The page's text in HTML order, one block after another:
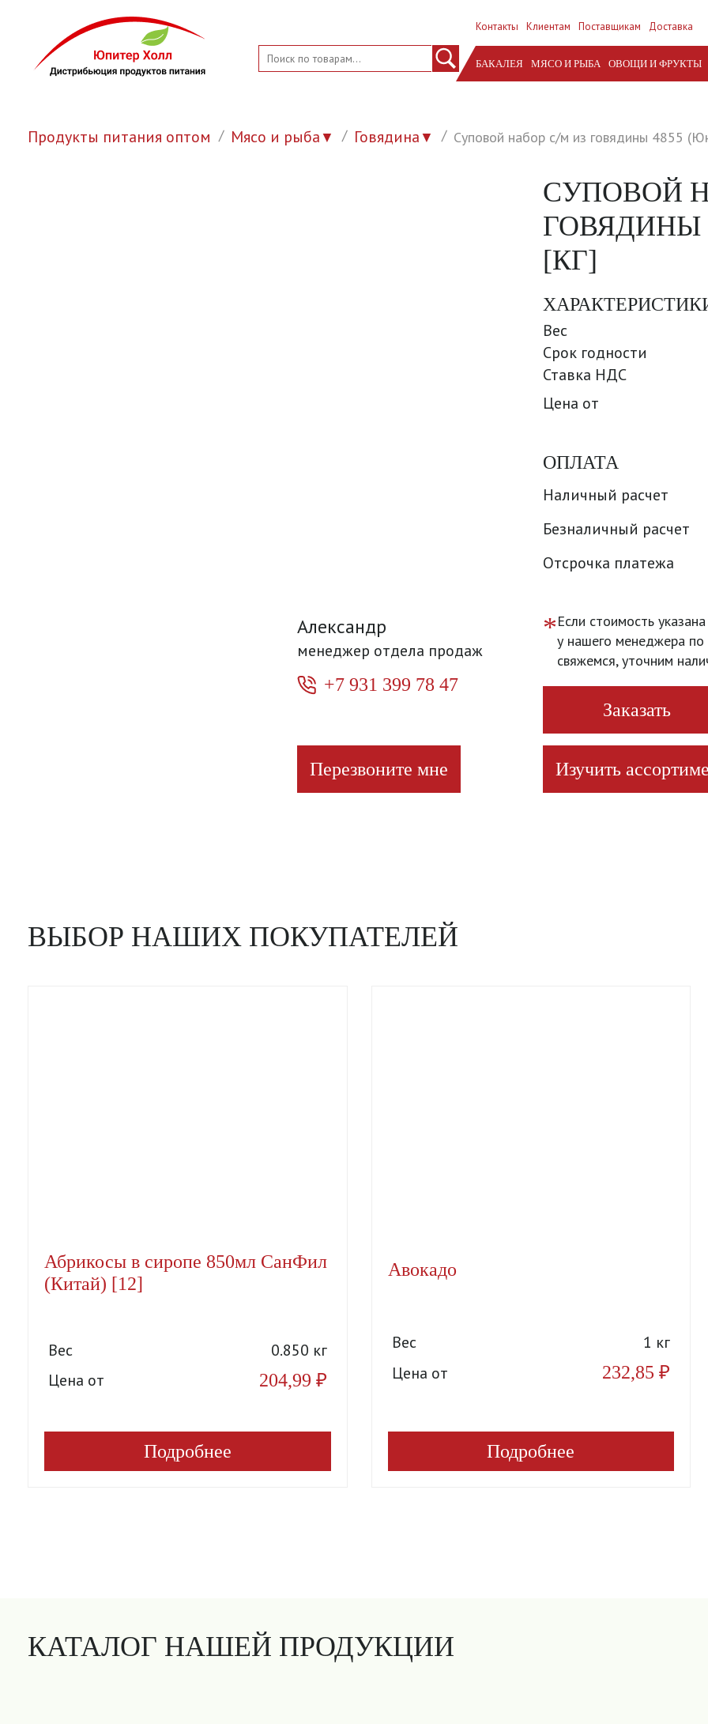
Контакты Клиентам Поставщикам Доставка
БАКАЛЕЯ МЯСО И РЫБА ОВОЩИ И ФРУКТЫ
Продукты питания оптом Мясо и рыба▼ Говядина▼ Суповой набор с/м из говядины 4855
Александр
менеджер отдела продаж
+7 931 399 78 47
Перезвоните мне
СУПОВОЙ
ГОВЯДИНЫ
[КГ]
Вес
Срок годности
Ставка НДС
Цена от
ОПЛАТА
Наличный расчет
Безналичный расчет
Отсрочка платежа
*Если стоимость
у нашего менеджера по
свяжемся, уточним
Заказать
Изучить
ВЫБОР НАШИХ ПОКУПАТЕЛЕЙ
Абрикосы в сиропе 850мл СанФил
(Китай) [12]
Вес
0.850 кг
Цена от
204,99 ₽
Подробнее
Авокадо
Вес
1 кг
Цена от
232,85₽
Подробнее
КАТАЛОГ НАШЕЙ ПРОДУКЦИИ